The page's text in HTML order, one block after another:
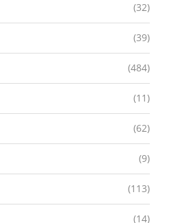
(32)
(39)
(484)
(11)
(62)
(9)
(113)
(14)